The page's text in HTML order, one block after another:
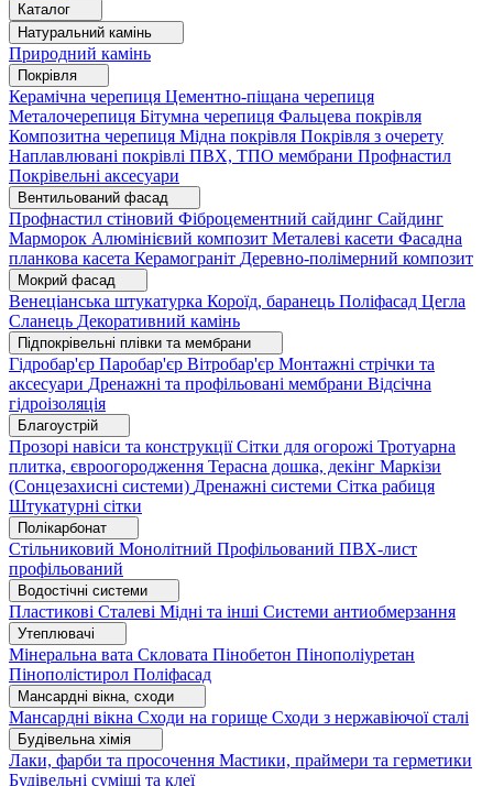
Каталог
Натуральний камінь
Природний камінь
Покрівля
Керамічна черепиця Цементно-піщана черепиця
Металочерепиця Бітумна черепиця Фальцева покрівля
Композитна черепиця Мідна покрівля Покрівля з очерету
Наплавлювані покрівлі ПВХ, ТПО мембрани Профнастил
Покрівельні аксесуари
Вентильований фасад
Профнастил стіновий Фіброцементний сайдинг Сайдинг
Марморок Алюмінієвий композит Металеві касети Фасадна
планкова касета Керамограніт Деревно-полімерний композит
Мокрий фасад
Венеціанська штукатурка Короїд, баранець Поліфасад Цегла
Сланець Декоративний камінь
Підпокрівельні плівки та мембрани
Гідробар'єр Паробар'єр Вітробар'єр Монтажні стрічки та
аксесуари Дренажні та профільовані мембрани Відсічна
гідроізоляція
Благоустрій
Прозорі навіси та конструкціїСітки для огорожі Тротуарна
плитка, євроогородження Терасна дошка, декінг Маркізи
(Сонцезахисні системи) Дренажні системи Сітка рабиця
Штукатурні сітки
Полікарбонат
Стільниковий Монолітний Профільований ПВХ-лист
профільований
Водостічні системи
Пластикові Сталеві Мідні та інші Системи антиобмерзання
Утеплювачі
Мінеральна вата Скловата Пінобетон Пінополіуретан
Пінополістирол Поліфасад
Мансардні вікна, сходи
Мансардні вікна Сходи на горище Сходи з нержавіючої сталі
Будівельна хімія
Лаки, фарби та просочення Мастики, праймери та герметики
Будівельні суміші та клеї